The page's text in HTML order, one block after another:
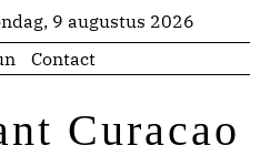
9 augustus 2026
Contact
Curacao